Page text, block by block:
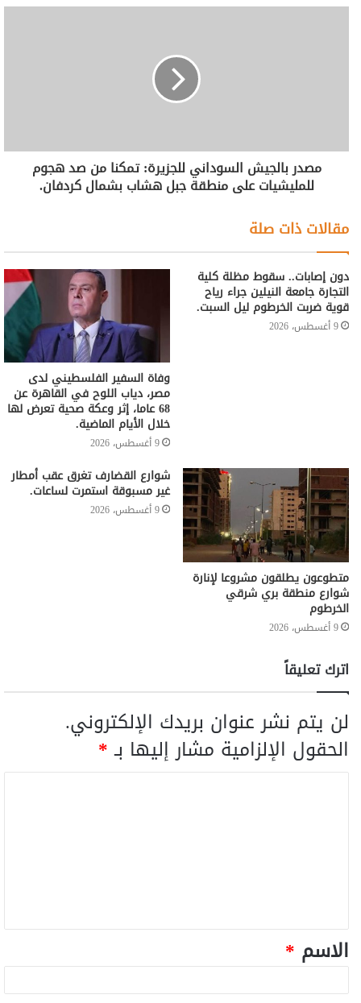
مصدر بالجيش السوداني للجزيرة: تمكنا من صد هجوم
للمليشيات على منطقة جبل هشاب بشمال كردفان.
مقالات ذات صلة
دون إصابات.. سقوط مظلة كلية
التجارة جامعة النيلين جراء رياح
قوية ضربت الخرطوم ليل السبت.
9 أغسطس، 2026
وفاة السفير الفلسطيني لدى
مصر، دياب اللوح في القاهرة عن
68 عاما، إثر وعكة صحية تعرض لها
خلال الأيام الماضية.
9 أغسطس، 2026
متطوعون يطلقون مشروعا لإنارة
شوارع منطقة بري شرقي
الخرطوم
9 أغسطس، 2026
شوارع القضارف تغرق عقب أمطار
غير مسبوقة استمرت لساعات.
9 أغسطس، 2026
اترك تعليقاً
لن يتم نشر عنوان بريدك الإلكتروني.
الحقول الإلزامية مشار إليها بـ*
الاسم *